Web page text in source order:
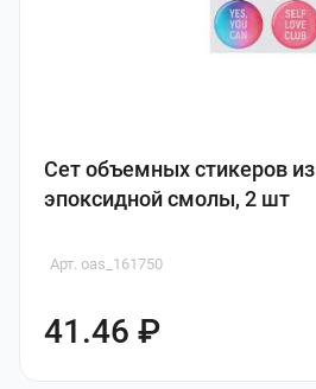
Сет объемных стикеров из
эпоксидной смолы, 2 шт
Арт. oas_161750
41.46 ₽